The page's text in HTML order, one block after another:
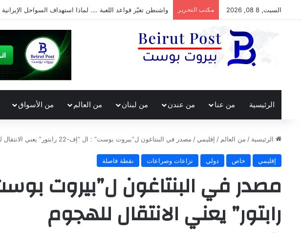
السبت, 8 08, 2026 مكتب التحرير واشنطن تغيّر قواعد اللعبة …. لماذا استهداف السواحل الإيرانية
الرئيسية من عنا من عندن من لبنان من العالم من الأسواق
الرئيسية / من العالم / إقليمي / مصدر في البنتاغون ل”بيروت بوست” : ال “إف-22 رابتور” يعني الانتقال للهجوم
إقليمي خاص دولي نزاعات وصراعات نقطة فاصلة
رابتور” يعني الانتقال للهجوم